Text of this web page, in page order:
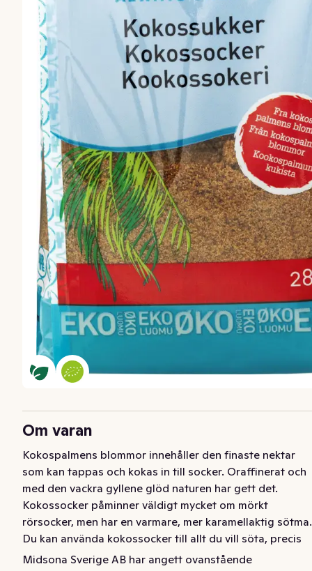
Om varan
Kokospalmens blommor innehåller den finaste nektar
som kan tappas och kokas in till socker. Oraffinerat och
med den vackra gyllene glöd naturen har gett det.
Kokossocker påminner väldigt mycket om mörkt
rörsocker, men har en varmare, mer karamellaktig sötma.
Du kan använda kokossocker till allt du vill söta, precis
som du använder socker.
Midsona Sverige AB har angett ovanstående